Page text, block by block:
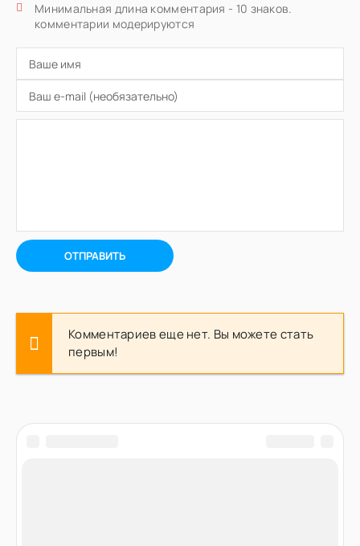
Минимальная длина комментария - 10 знаков.
комментарии модерируются
ОТПРАВИТЬ
Комментариев еще нет. Вы можете стать
первым!